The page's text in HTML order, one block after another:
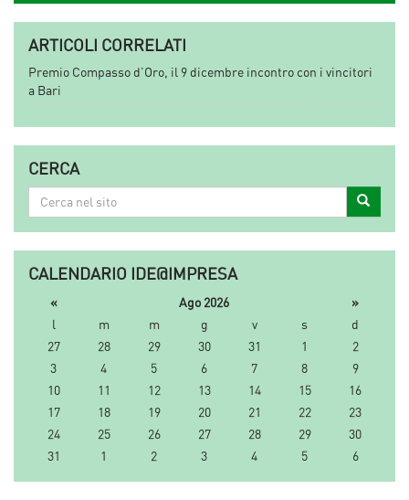
ARTICOLI CORRELATI
Premio Compasso d’Oro, il 9 dicembre incontro con i vincitori
a Bari
CERCA
Cerca
sito
Cerca
CALENDARIO IDE@IMPRESA
« Ago 2026
»
l
m m g v s
d
27
28 29 30 31 1
2
3
4 5 6 7 8
9
10
11 12 13 14 15
16
17
18 19 20 21 22
23
24
25 26 27 28 29
30
31
1 2 3 4 5 6